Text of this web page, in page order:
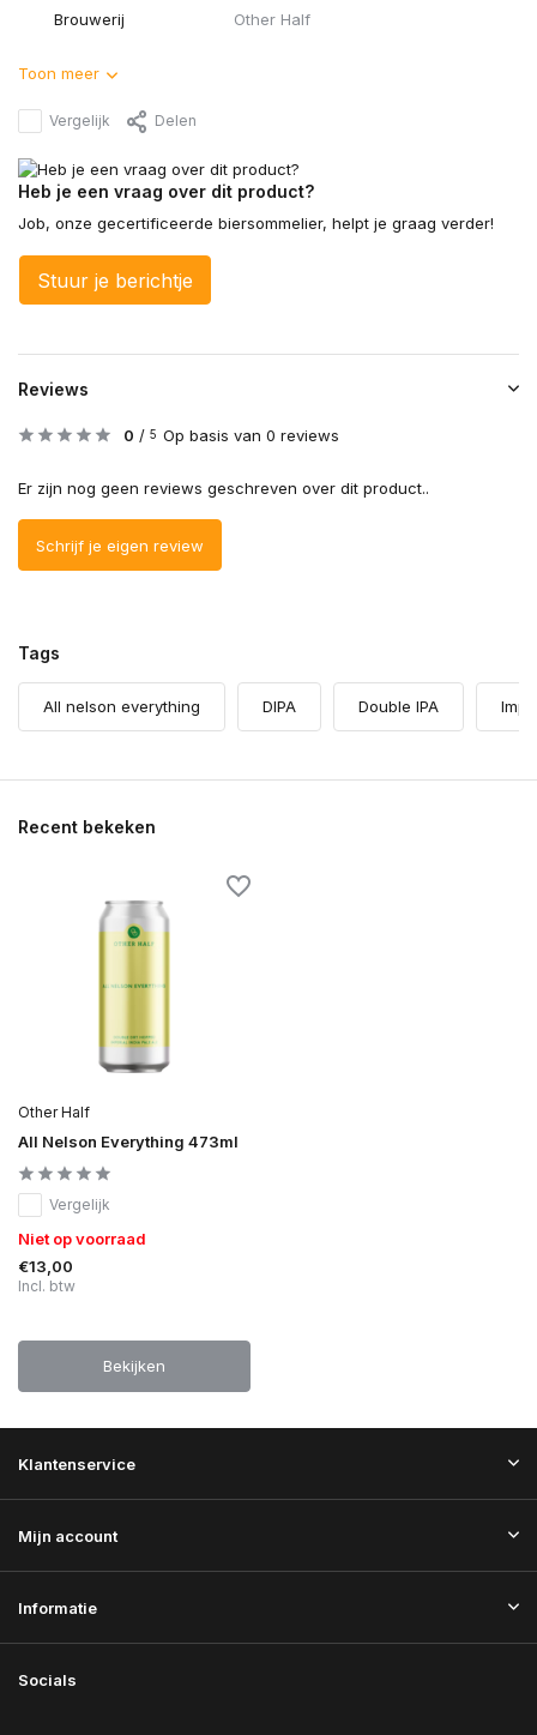
Brouwerij Other Half
Toon meer
Vergelijk Delen
Heb je een vraag over dit product?
Job, onze gecertificeerde biersommelier, helpt je graag verder!
Stuur je berichtje
Reviews
0 / 5 Op basis van 0 reviews
Er zijn nog geen reviews geschreven over dit product..
Schrijf je eigen review
Tags
All nelson everything DIPA Double IPA
Recent bekeken
Other Half
All Nelson Everything 473ml
Vergelijk
Niet op voorraad
€13,00
Incl. btw
Bekijken
Klantenservice
Mijn account
Informatie
Socials